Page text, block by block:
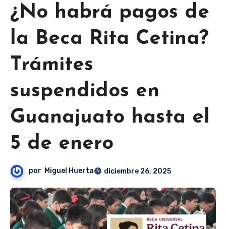
¿No habrá pagos de
la Beca Rita Cetina?
Trámites
suspendidos en
Guanajuato hasta el
5 de enero
por Miguel Huerta diciembre 26, 2025